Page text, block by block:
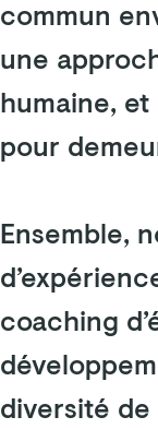
commun
une
humaine,
pour
Ensemble,
coaching
diversité